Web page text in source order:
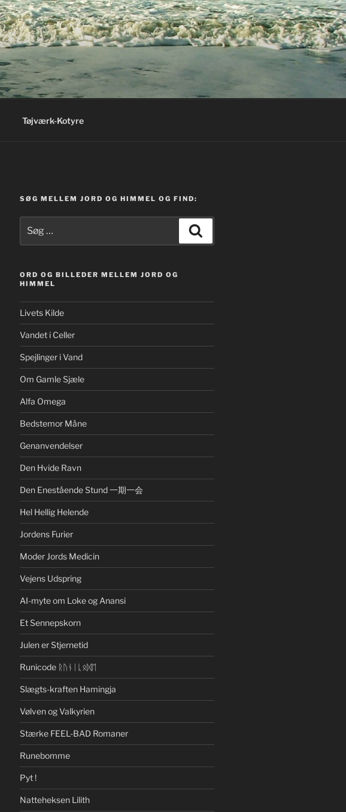
Tøjværk-Kotyre
SØG MELLEM JORD OG HIMMEL OG FIND:
efter:
ORD OG BILLEDER MELLEM JORD OG
HIMMEL
Livets Kilde
Vandet i Celler
Spejlinger i Vand
Om Gamle Sjæle
Alfa Omega
Bedstemor Måne
Genanvendelser
Den Hvide Ravn
Den Enestående Stund 一期一会
Hel Hellig Helende
Jordens Furier
Moder Jords Medicin
Vejens Udspring
AI-myte om Loke og Anansi
Et Sennepskorn
Julen er Stjernetid
Runicode ᚱᚢᚾᛁᚳᛟᛞᛖ
Slægts-kraften Hamingja
Vølven og Valkyrien
Stærke FEEL-BAD Romaner
Runebomme
Pyt !
Natteheksen Lilith